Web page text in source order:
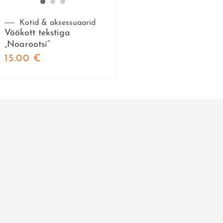
Kotid & aksessuaarid
Vöökott tekstiga
„Noarootsi“
15.00 €